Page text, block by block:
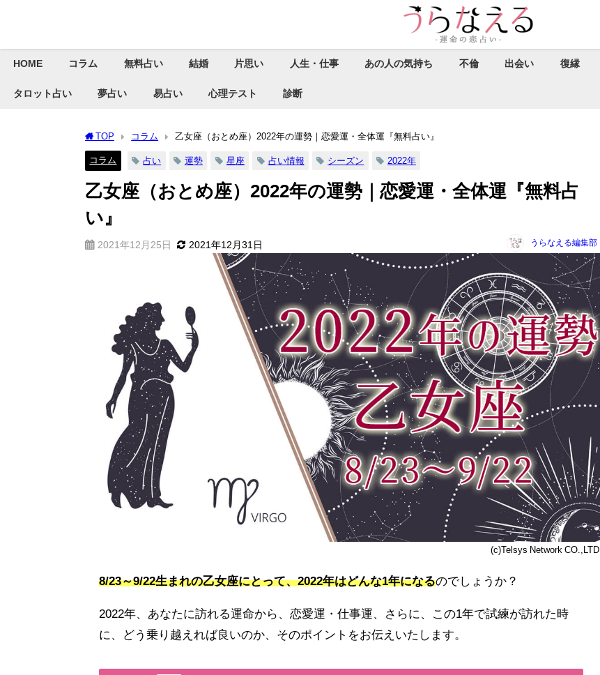
HOME コラム 無料占い 結婚 片思い 人生・仕事 あの人の気持ち 不倫 出会い 復縁
タロット占い 夢占い 易占い 心理テスト 診断
TOP コラム 乙女座（おとめ座）2022年の運勢｜恋愛運・全体運『無料占い』
コラム 占い 運勢 星座 占い情報 シーズン 2022年
乙女座（おとめ座）2022年の運勢｜恋愛運・全体運『無料占
い』
2021年12月25日 2021年12月31日 うらなえる編集部
(c)Telsys Network CO.,LTD.
8/23～9/22生まれの乙女座にとって、2022年はどんな1年になるのでしょうか？
2022年、あなたに訪れる運命から、恋愛運・仕事運、さらに、この1年で試練が訪れた時
に、どう乗り越えれば良いのか、そのポイントをお伝えいたします。